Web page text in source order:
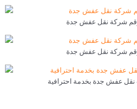
شركة نقل عفش جدة
شركة نقل عفش جدة
عفش جدة بخدمة احترافية